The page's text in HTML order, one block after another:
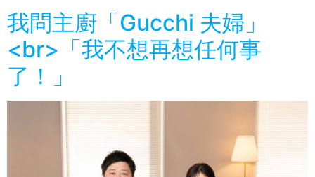
我問主廚「Gucchi 夫婦」
<br>「我不想再想任何事
了！」